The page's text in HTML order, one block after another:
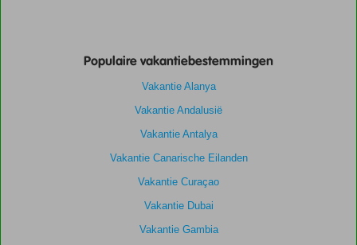
Populaire vakantiebestemmingen
Vakantie Alanya
Vakantie Andalusië
Vakantie Antalya
Vakantie Canarische Eilanden
Vakantie Curaçao
Vakantie Dubai
Vakantie Gambia